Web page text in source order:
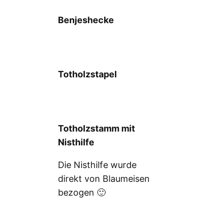
Benjeshecke
Totholzstapel
Totholzstamm mit
Nisthilfe
Die Nisthilfe wurde
direkt von Blaumeisen
bezogen 🙂